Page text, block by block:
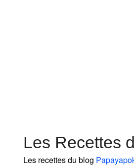
Les Recettes
Les recettes du blog